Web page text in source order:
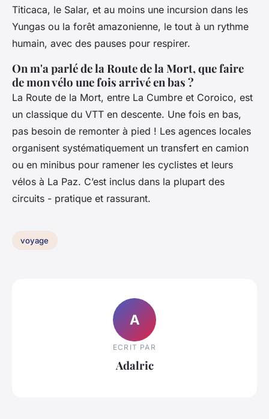
Titicaca, le Salar, et au moins une incursion dans les
Yungas ou la forêt amazonienne, le tout à un rythme
humain, avec des pauses pour respirer.
On m'a parlé de la Route de la Mort, que faire
de mon vélo une fois arrivé en bas ?
La Route de la Mort, entre La Cumbre et Coroico, est
un classique du VTT en descente. Une fois en bas,
pas besoin de remonter à pied ! Les agences locales
organisent systématiquement un transfert en camion
ou en minibus pour ramener les cyclistes et leurs
vélos à La Paz. C’est inclus dans la plupart des
circuits - pratique et rassurant.
voyage
A
ECRIT PAR
Adalric